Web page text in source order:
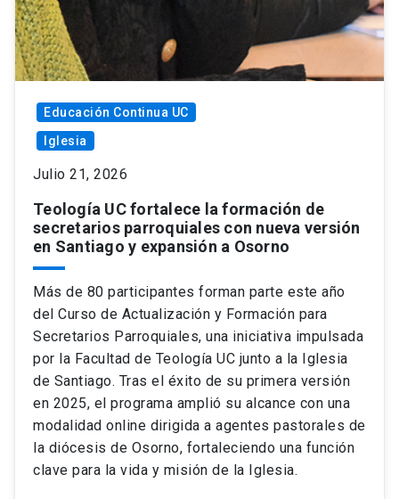
Educación Continua UC
Iglesia
Julio 21, 2026
Teología UC fortalece la formación de
secretarios parroquiales con nueva versión
en Santiago y expansión a Osorno
Más de 80 participantes forman parte este año
del Curso de Actualización y Formación para
Secretarios Parroquiales, una iniciativa impulsada
por la Facultad de Teología UC junto a la Iglesia
de Santiago. Tras el éxito de su primera versión
en 2025, el programa amplió su alcance con una
modalidad online dirigida a agentes pastorales de
la diócesis de Osorno, fortaleciendo una función
clave para la vida y misión de la Iglesia.